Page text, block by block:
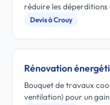
réduire les
Devis à Crouy
Rénovation
Bouquet de travaux
ventilation) pour un